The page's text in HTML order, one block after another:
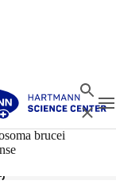
Suche
brucei
gambiense